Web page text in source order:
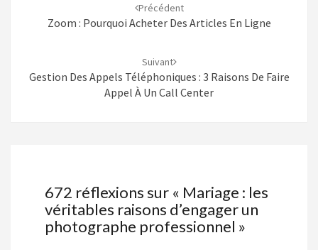
Précédent
Zoom : Pourquoi Acheter Des Articles En Ligne
Suivant
Gestion Des Appels Téléphoniques : 3 Raisons De Faire
Appel À Un Call Center
672 réflexions sur « Mariage : les
véritables raisons d’engager un
photographe professionnel »